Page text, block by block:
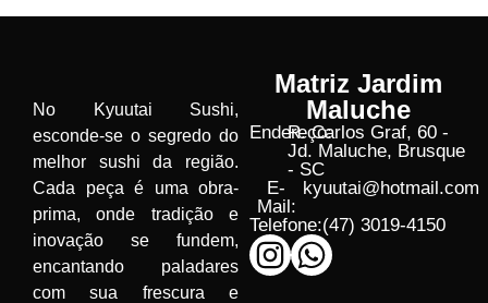
No Kyuutai Sushi,
esconde-se o segredo do
melhor sushi da região.
Cada peça é uma obra-
prima, onde tradição e
inovação se fundem,
encantando paladares
com sua frescura e
Matriz Jardim
Maluche
Endereço:
R. Carlos Graf, 60 -
Jd. Maluche, Brusque
- SC
E-
Mail:
kyuutai@hotmail.com
Telefone:(47) 3019-4150